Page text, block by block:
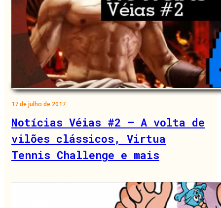
17 de julho de 2017
Notícias Véias #2 – A volta de
vilões clássicos, Virtua
Tennis Challenge e mais